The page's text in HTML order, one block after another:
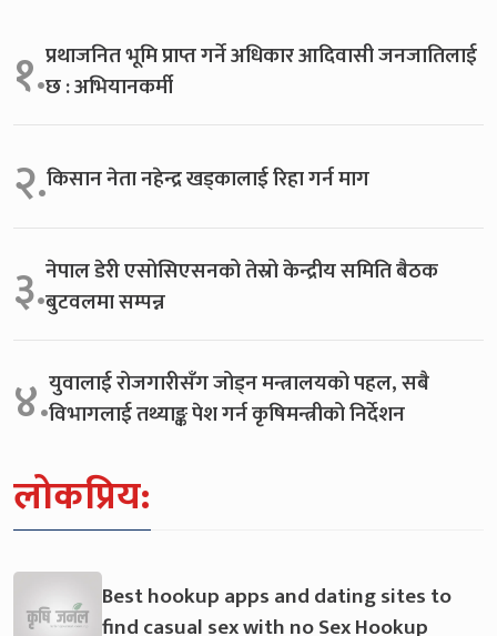
१.प्रथाजनित भूमि प्राप्त गर्ने अधिकार आदिवासी जनजातिलाई
छ : अभियानकर्मी
२.किसान नेता नहेन्द्र खड्कालाई रिहा गर्न माग
३.नेपाल डेरी एसोसिएसनको तेस्रो केन्द्रीय समिति बैठक
बुटवलमा सम्पन्न
४.युवालाई रोजगारीसँग जोड्न मन्त्रालयको पहल, सबै
विभागलाई तथ्याङ्क पेश गर्न कृषिमन्त्रीको निर्देशन
लोकप्रिय:
Best hookup apps and dating sites to
find casual sex with no Sex Hookup